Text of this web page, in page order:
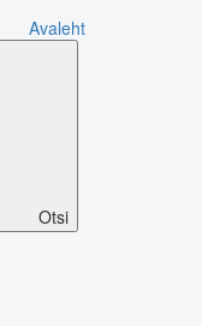
Avaleht
Otsi